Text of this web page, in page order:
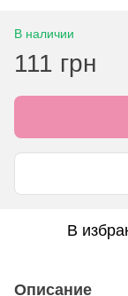
В наличии
111 грн
В
Описание